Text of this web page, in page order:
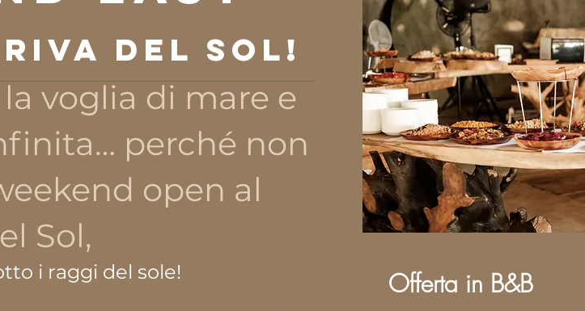
del Sol!
voglia di mare e
perché non
open al
Sol,
i raggi del sole! Offerta in B&B